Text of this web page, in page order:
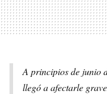
A principios de junio
llegó a afectarle